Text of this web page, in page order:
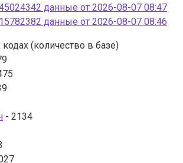
данные от 2026-08-07 08:47
данные от 2026-08-07 08:46
(количество в базе)
- 2134